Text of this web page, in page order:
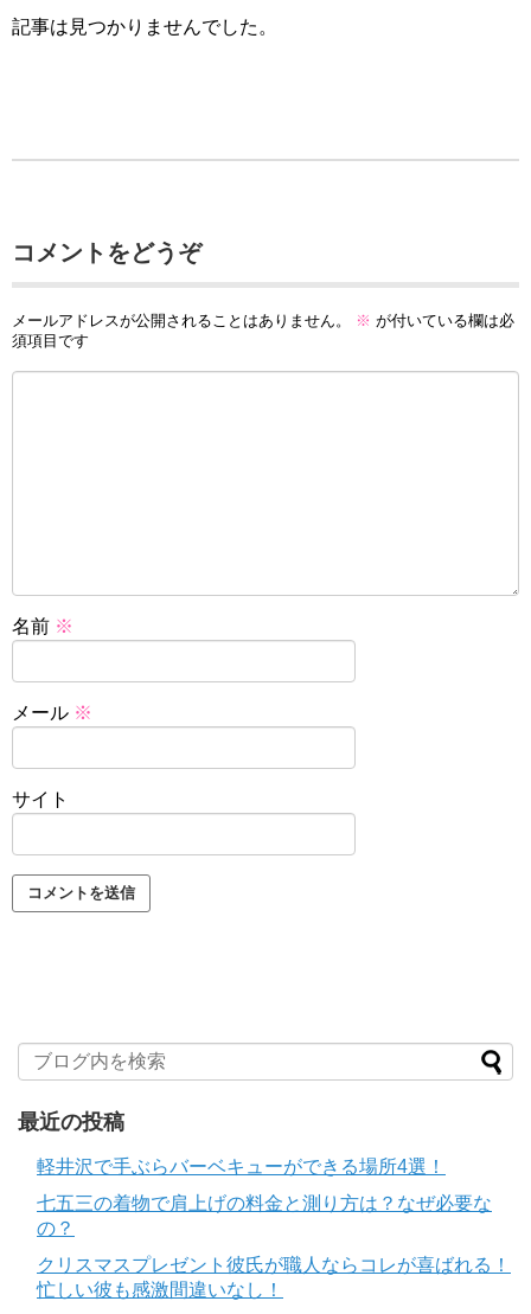
記事は見つかりませんでした。
コメントをどうぞ
メールアドレスが公開されることはありません。 ※ が付いている欄は必
須項目です
名前 ※
メール ※
サイト
最近の投稿
軽井沢で手ぶらバーベキューができる場所4選！
七五三の着物で肩上げの料金と測り方は？なぜ必要な
の？
クリスマスプレゼント彼氏が職人ならコレが喜ばれる！
忙しい彼も感激間違いなし！